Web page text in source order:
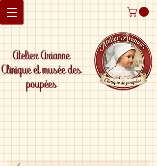
Atelier Arianne
Clinique et musée des
poupées